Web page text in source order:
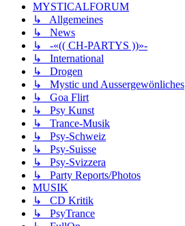
MYSTICALFORUM
↳ Allgemeines
↳ News
↳ -«(( CH-PARTYS ))»-
↳ International
↳ Drogen
↳ Mystic und Aussergewönliches
↳ Goa Flirt
↳ Psy Kunst
↳ Trance-Musik
↳ Psy-Schweiz
↳ Psy-Suisse
↳ Psy-Svizzera
↳ Party Reports/Photos
MUSIK
↳ CD Kritik
↳ PsyTrance